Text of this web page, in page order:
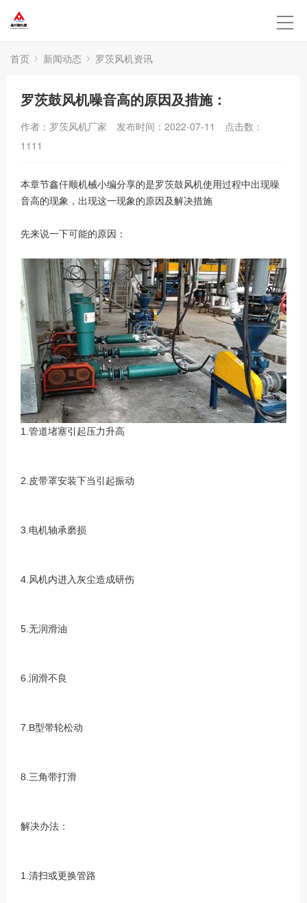
首页 新闻动态 罗茨风机资讯
罗茨鼓风机噪音高的原因及措施：
作者：罗茨风机厂家 发布时间：2022-07-11
点击数：
1111
本章节鑫仟顺机械小编分享的是罗茨鼓风机使用过程中出现噪
音高的现象，出现这一现象的原因及解决措施
先来说一下可能的原因：
1.管道堵塞引起压力升高
2.皮带罩安装下当引起振动
3.电机轴承磨损
4.风机内进入灰尘造成研伤
5.无润滑油
6.润滑不良
7.B型带轮松动
8.三角带打滑
解决办法：
1.清扫或更换管路